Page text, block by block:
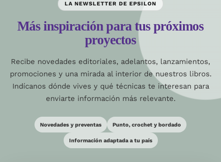
LA NEWSLETTER DE EPSILON
Más inspiración para tus próximos
proyectos
Recibe novedades editoriales, adelantos, lanzamientos,
promociones y una mirada al interior de nuestros libros.
Indícanos dónde vives y qué técnicas te interesan para
enviarte información más relevante.
Novedades y preventas Punto, crochet y bordado
Información adaptada a tu país